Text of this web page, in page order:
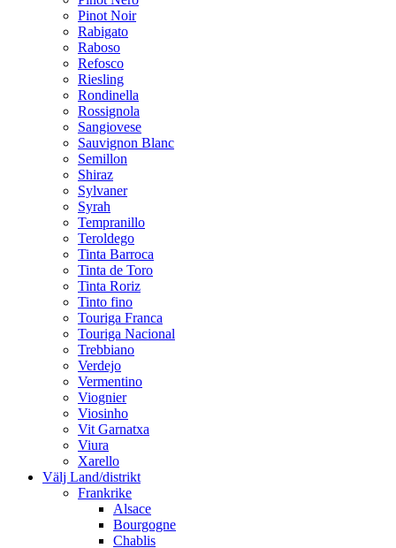
Pinot Noir
Rabigato
Raboso
Refosco
Riesling
Rondinella
Rossignola
Sangiovese
Sauvignon Blanc
Semillon
Shiraz
Sylvaner
Syrah
Tempranillo
Teroldego
Tinta Barroca
Tinta de Toro
Tinta Roriz
Tinto fino
Touriga Franca
Touriga Nacional
Trebbiano
Verdejo
Vermentino
Viognier
Viosinho
Vit Garnatxa
Viura
Xarello
Välj Land/distrikt
Frankrike
Alsace
Bourgogne
Chablis